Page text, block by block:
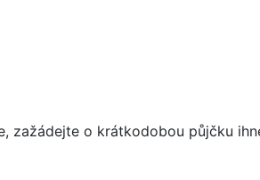
zažádejte o krátkodobou půjčku